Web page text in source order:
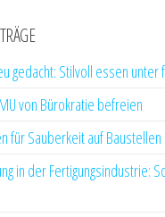
gedacht: Stilvoll essen unter
von Bürokratie befreien
für Sauberkeit auf Baustellen
in der Fertigungsindustrie: